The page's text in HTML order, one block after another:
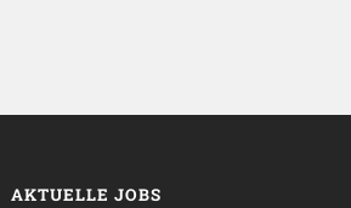
AKTUELLE JOBS